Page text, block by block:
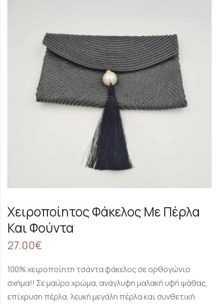
Χειροποίητος Φάκελος Με Πέρλα
Και Φούντα
27.00€
100% χειροποίητη τσάντα φάκελος σε ορθογώνιο
σχήμα!! Σε μαύρο χρώμα, ανάγλυφη μαλακή υφή ψάθας,
επίχρυση πέρλα, λευκή μεγάλη πέρλα και συνθετική